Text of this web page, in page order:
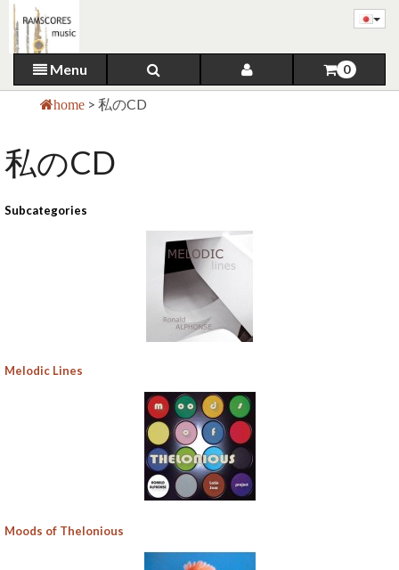
Menu 0
home > 私のCD
私のCD
Subcategories
Melodic Lines
Moods of Thelonious